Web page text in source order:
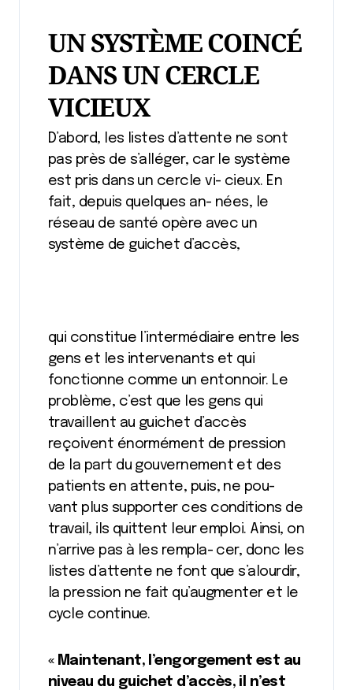
UN SYSTÈME COINCÉ
DANS UN CERCLE
VICIEUX
D’abord, les listes d’attente ne sont
pas près de s’alléger, car le système
est pris dans un cercle vi- cieux. En
fait, depuis quelques an- nées, le
réseau de santé opère avec un
système de guichet d’accès,
qui constitue l’intermédiaire entre les
gens et les intervenants et qui
fonctionne comme un entonnoir. Le
problème, c’est que les gens qui
travaillent au guichet d’accès
reçoivent énormément de pression
de la part du gouvernement et des
patients en attente, puis, ne pou-
vant plus supporter ces conditions de
travail, ils quittent leur emploi. Ainsi, on
n’arrive pas à les rempla- cer, donc les
listes d’attente ne font que s’alourdir,
la pression ne fait qu’augmenter et le
cycle continue.
« Maintenant, l’engorgement est au
niveau du guichet d’accès, il n’est